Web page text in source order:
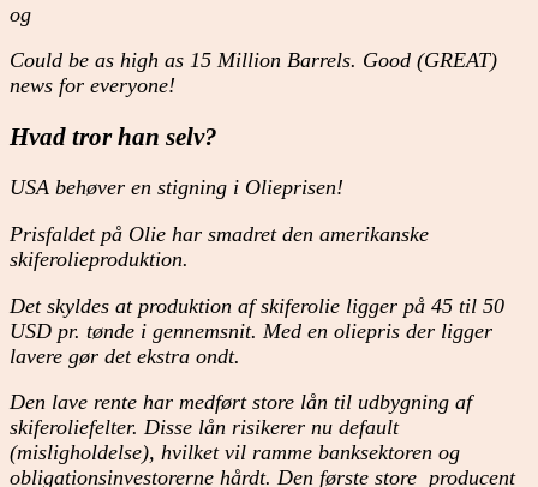
og
Could be as high as 15 Million Barrels. Good (GREAT)
news for everyone!
Hvad tror han selv?
USA behøver en stigning i Olieprisen!
Prisfaldet på Olie har smadret den amerikanske
skiferolieproduktion.
Det skyldes at produktion af skiferolie ligger på 45 til 50
USD pr. tønde i gennemsnit. Med en oliepris der ligger
lavere gør det ekstra ondt.
Den lave rente har medført store lån til udbygning af
skiferoliefelter. Disse lån risikerer nu default
(misligholdelse), hvilket vil ramme banksektoren og
obligationsinvestorerne hårdt. Den første store producent